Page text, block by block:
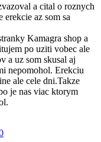
a cital o roznych
az som sa
Kamagra shop a
po uziti vobec ale
a uz som skusal aj
nepomohol. Erekciu
ale cele dni.Takze
je nas viac ktorym